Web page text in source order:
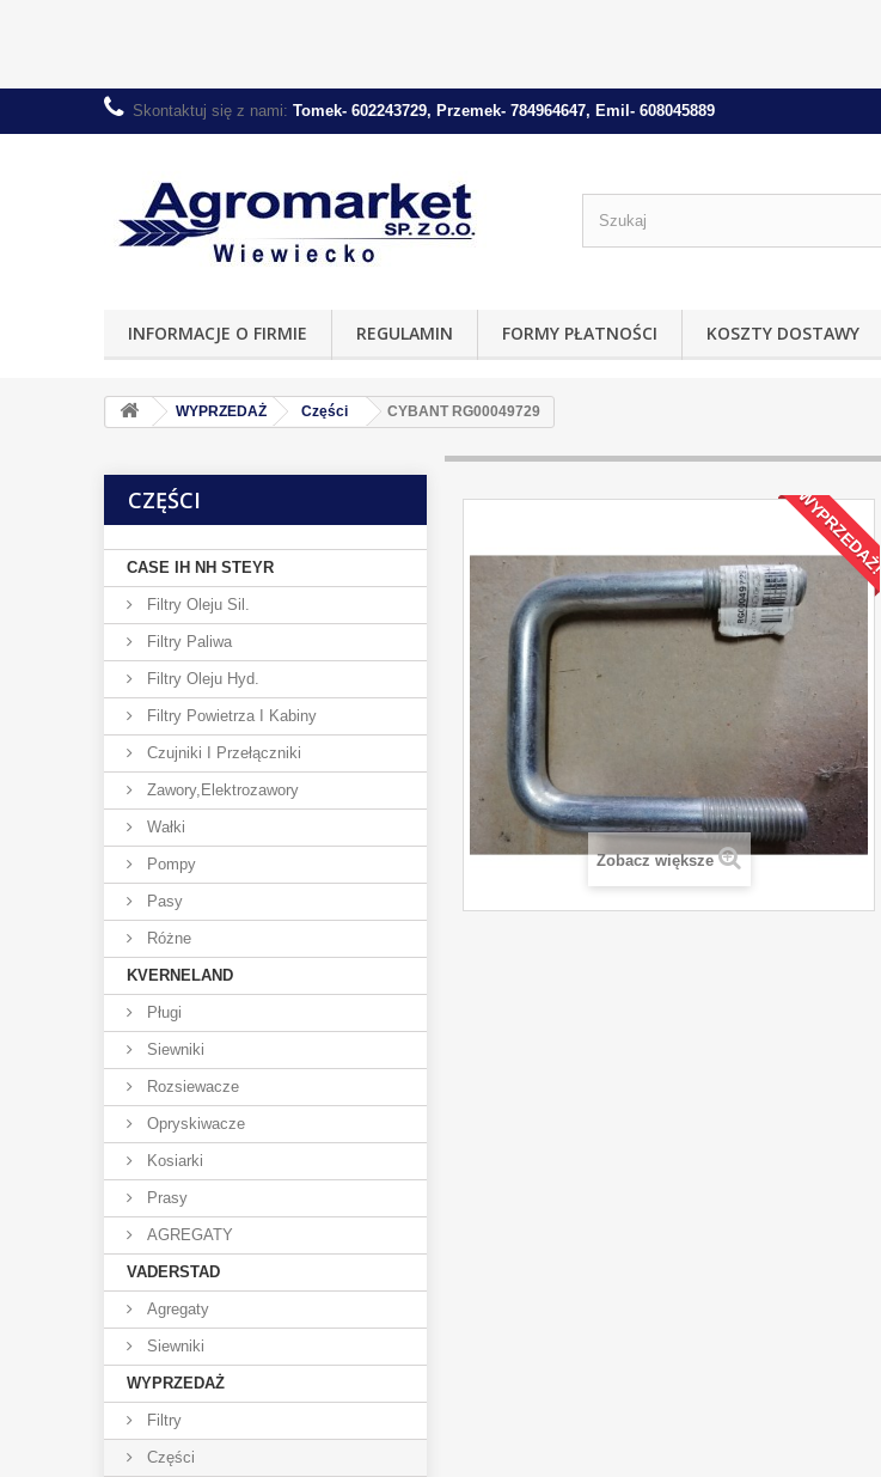
Skontaktuj się z nami: Tomek- 602243729, Przemek- 784964647, Emil- 608045889
INFORMACJE O FIRMIE REGULAMIN FORMY PŁATNOŚCI KOSZTY DOSTAWY
WYPRZEDAŻ Części CYBANT RG00049729
CZĘŚCI
CASE IH NH STEYR
Filtry Oleju Sil.
Filtry Paliwa
Filtry Oleju Hyd.
Filtry Powietrza I Kabiny
Czujniki I Przełączniki
Zawory,elektrozawory
Wałki
Pompy
Pasy
Różne
KVERNELAND
Pługi
Siewniki
Rozsiewacze
Opryskiwacze
Kosiarki
Prasy
AGREGATY
VADERSTAD
Agregaty
Siewniki
WYPRZEDAŻ
Filtry
Części
WYPRZEDAŻ!
Zobacz większe